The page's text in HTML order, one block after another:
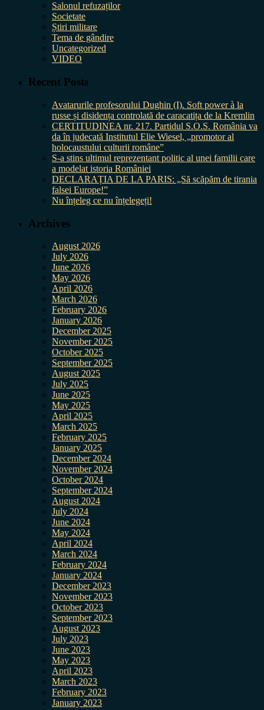
Salonul refuzaților
Societate
Știri militare
Tema de gândire
Uncategorized
VIDEO
Recent Posts
Avatarurile profesorului Dughin (I). Soft power à la
russe și disidența controlată de caracatița de la Kremlin
CERTITUDINEA nr. 217. Partidul S.O.S. România va
da în judecată Institutul Elie Wiesel, „promotor al
holocaustului culturii române”
S-a stins ultimul reprezentant politic al unei familii care
a modelat istoria României
DECLARAȚIA DE LA PARIS: „Să scăpăm de tirania
falsei Europe!”
Nu înțeleg ce nu înțelegeți!
Archives
August 2026
July 2026
June 2026
May 2026
April 2026
March 2026
February 2026
January 2026
December 2025
November 2025
October 2025
September 2025
August 2025
July 2025
June 2025
May 2025
April 2025
March 2025
February 2025
January 2025
December 2024
November 2024
October 2024
September 2024
August 2024
July 2024
June 2024
May 2024
April 2024
March 2024
February 2024
January 2024
December 2023
November 2023
October 2023
September 2023
August 2023
July 2023
June 2023
May 2023
April 2023
March 2023
February 2023
January 2023